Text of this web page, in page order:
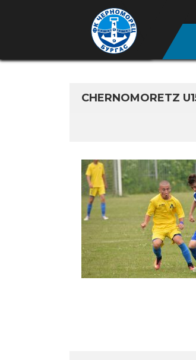
CHERNOMORETZ